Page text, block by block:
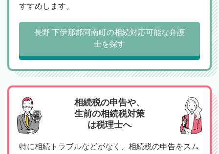
すすめします。
長野 下伊那郡阿南町の相続対応可能な弁護
士を探す
相続税の申告や、
生前の相続税対策
は税理士へ
特に相続トラブルなどがなく、相続税の申告をスム